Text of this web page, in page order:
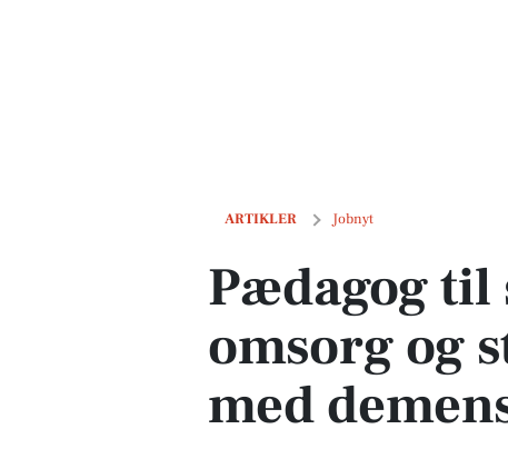
ARTIKLER Jobnyt
Pædagog til specialiseret omsorg og
Pædagog til
omsorg og
med